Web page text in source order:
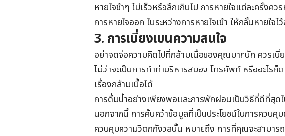
หายใจช้าๆ ไม่เร็วหรือลึกเกินไป การหายใจแต่ละครั้งค
การหายใจออก ในระหว่างการหายใจเข้า ให้กลั้นหายใ
3. การเบี่ยงเบนความสนใจ
อย่าจดจ่อความคิดไปที่กล้ามเนื้อของคุณมากนัก ควรเบี่
ไม่ว่าจะเป็นการทำท่าบริหารสมอง โทรศัพท์ หรืออะไร
เรื่องกล้ามเนื้อได้
การดื่มน้ำอย่างเพียงพอและการพักผ่อนเป็นวิธีที่ดีที่สุด
นอกจากนี้ การค้นคว้าข้อมูลที่เป็นประโยชน์ในการควบ
ควบคุมความวิตกกังวลนั้น หมายถึง การที่คุณจะสามาร